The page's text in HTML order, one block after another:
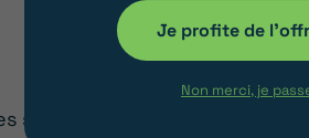
MAXIMISER LE
ÉNERGÉTIQUE
saletés, comme la poussière
Je profite de
Non merci, je